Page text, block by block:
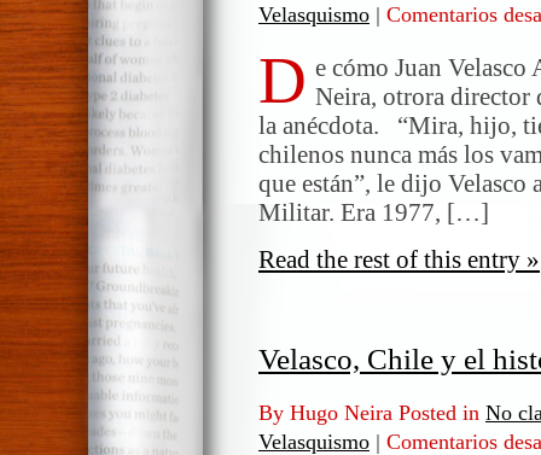
Velasquismo | Comentarios
D e cómo Juan
Neira, otrora director
la anécdota. “Mira, hijo,
chilenos nunca más los
que están”, le dijo Velasco
Militar. Era 1977, […]
Read the rest of this entry »
Velasco, Chile y el
By Hugo Neira Posted in No
Velasquismo | Comentarios